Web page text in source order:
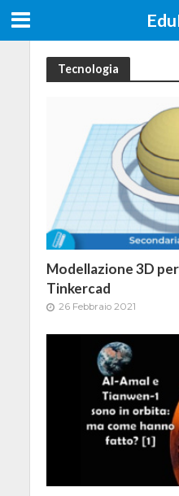
Tecnologia
Modellazione 3D
Tinkercad
26 Febbraio 2021